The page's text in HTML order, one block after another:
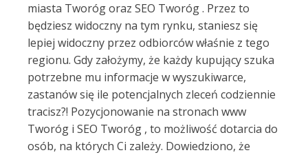
miasta Tworóg oraz SEO Tworóg . Przez to
będziesz widoczny na tym rynku, staniesz się
lepiej widoczny przez odbiorców właśnie z tego
regionu. Gdy założymy, że każdy kupujący szuka
potrzebne mu informacje w wyszukiwarce,
zastanów się ile potencjalnych zleceń codziennie
tracisz?! Pozycjonowanie na stronach www
Tworóg i SEO Tworóg , to możliwość dotarcia do
osób, na których Ci zależy. Dowiedziono, że